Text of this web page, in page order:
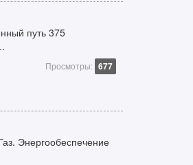
путь 375
Просмотры: 677
Энергообеспечение